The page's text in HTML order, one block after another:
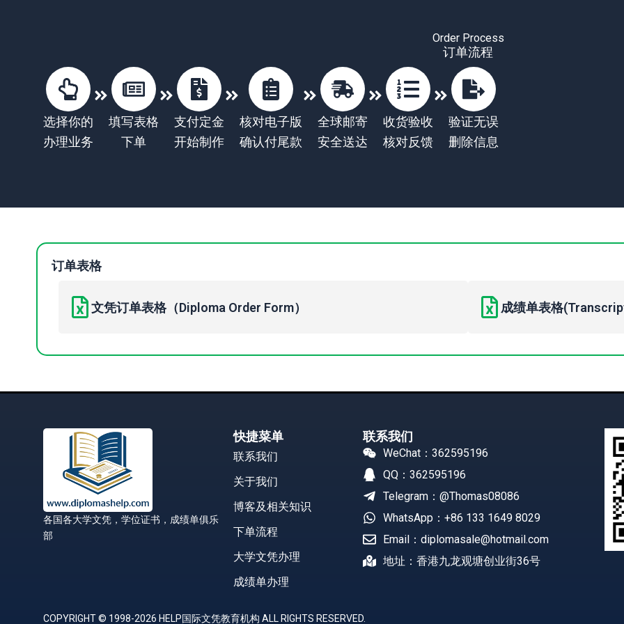
Order Process
订单流程
选择你的
办理业务
填写表格
下单
支付定金
开始制作
核对电子版
确认付尾款
全球邮寄
安全送达
收货验收
核对反馈
验证无误
删除信息
订单表格
文凭订单表格（Diploma Order Form） 成绩单表格
各国各大学文凭，学位证书，成绩单俱乐
部
快捷菜单
联系我们
关于我们
博客及相关知识
下单流程
大学文凭办理
成绩单办理
联系我们
WeChat：362595196
QQ：362595196
Telegram：@Thomas08086
WhatsApp：+86 133 1649 8029
Email：diplomasale@hotmail.com
地址：香港九龙观塘创业街36号
COPYRIGHT © 1998-2026 HELP国际文凭教育机构 ALL RIGHTS RESERVED.